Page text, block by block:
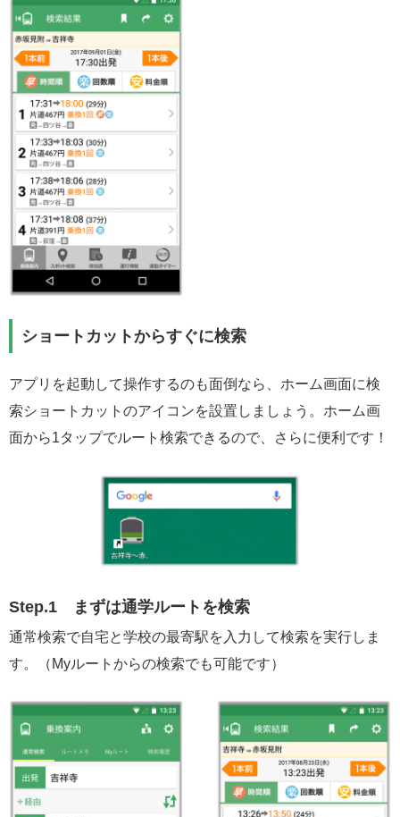
ショートカットからすぐに検索
アプリを起動して操作するのも面倒なら、ホーム画面に検
索ショートカットのアイコンを設置しましょう。 ホーム画
面から1タップでルート検索できるので、さらに便利です！
Step.1 まずは通学ルートを検索
通常検索で自宅と学校の最寄駅を入力して検索を実行しま
す。（Myルートからの検索でも可能です）